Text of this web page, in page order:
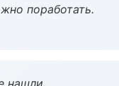
поработать.
нашли.